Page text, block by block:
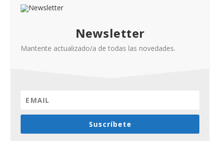
Newsletter
Mantente actualizado/a de todas las novedades.
Suscríbete